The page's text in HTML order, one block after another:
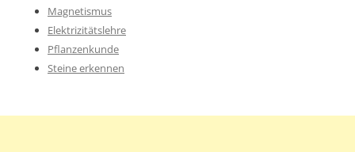
Magnetismus
Elektrizitätslehre
Pflanzenkunde
Steine erkennen